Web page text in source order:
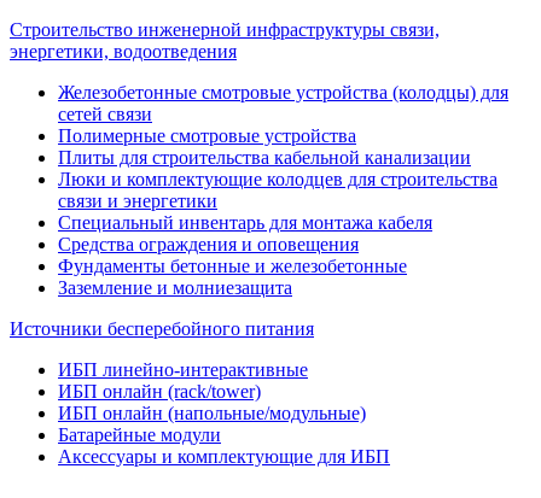
Строительство инженерной инфраструктуры связи,
энергетики, водоотведения
Железобетонные смотровые устройства (колодцы) для
сетей связи
Полимерные смотровые устройства
Плиты для строительства кабельной канализации
Люки и комплектующие колодцев для строительства
связи и энергетики
Специальный инвентарь для монтажа кабеля
Средства ограждения и оповещения
Фундаменты бетонные и железобетонные
Заземление и молниезащита
Источники бесперебойного питания
ИБП линейно-интерактивные
ИБП онлайн (rack/tower)
ИБП онлайн (напольные/модульные)
Батарейные модули
Аксессуары и комплектующие для ИБП